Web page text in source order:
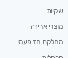
שקיות
מוצרי אריזה
מחלקת חד פעמי